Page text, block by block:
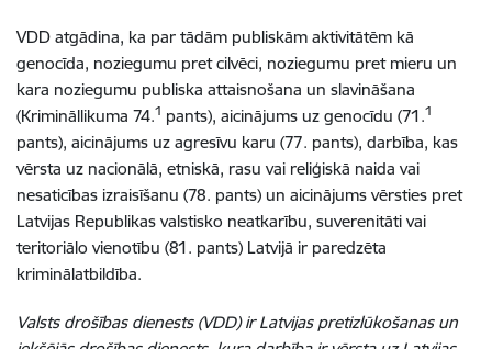
VDD atgādina, ka par tādām publiskām aktivitātēm kā
genocīda, noziegumu pret cilvēci, noziegumu pret mieru un
kara noziegumu publiska attaisnošana un slavināšana
(Krimināllikuma 74.1 pants), aicinājums uz genocīdu (71.1
pants), aicinājums uz agresīvu karu (77. pants), darbība, kas
vērsta uz nacionālā, etniskā, rasu vai reliģiskā naida vai
nesaticības izraisīšanu (78. pants) un aicinājums vērsties pret
Latvijas Republikas valstisko neatkarību, suverenitāti vai
teritoriālo vienotību (81. pants) Latvijā ir paredzēta
kriminālatbildība.
Valsts drošības dienests (VDD) ir Latvijas pretizlūkošanas un